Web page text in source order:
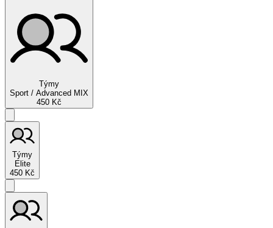
Týmy
Sport / Advanced MIX
450 Kč
Týmy
Elite
450 Kč